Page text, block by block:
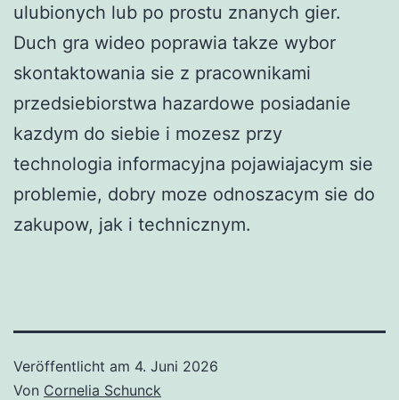
ulubionych lub po prostu znanych gier.
Duch gra wideo poprawia takze wybor
skontaktowania sie z pracownikami
przedsiebiorstwa hazardowe posiadanie
kazdym do siebie i mozesz przy
technologia informacyjna pojawiajacym sie
problemie, dobry moze odnoszacym sie do
zakupow, jak i technicznym.
Veröffentlicht am 4. Juni 2026
Von Cornelia Schunck